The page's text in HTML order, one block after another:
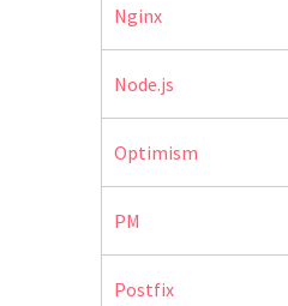
Nginx
Node.js
Optimism
PM
Postfix